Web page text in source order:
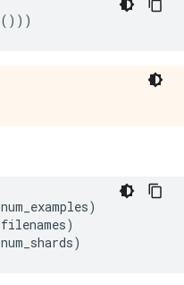
()))
num_examples)
filenames)
num_shards)